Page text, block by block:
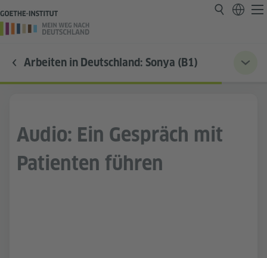
Arbeiten in Deutschland: Sonya (B1)
Audio: Ein Gespräch mit
Patienten führen